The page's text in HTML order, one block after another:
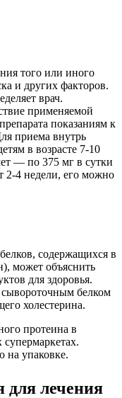
того или иного
и других факторов.
врач.
применяемой
показаниям к
приема внутрь
в возрасте 7-10
— по 375 мг в сутки
2-4 недели, его можно
содержащихся в
может объяснить
для здоровья.
сывороточным белком
холестерина.
протеина в
на упаковке.
для лечения